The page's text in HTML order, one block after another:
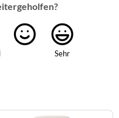
Sehr